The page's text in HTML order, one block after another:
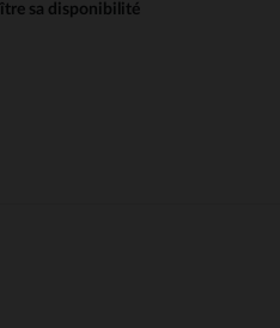
sa disponibilité